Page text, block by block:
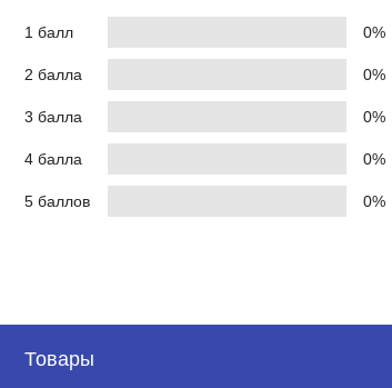
1 балл 0%
2 балла 0%
3 балла 0%
4 балла 0%
5 баллов 0%
Товары